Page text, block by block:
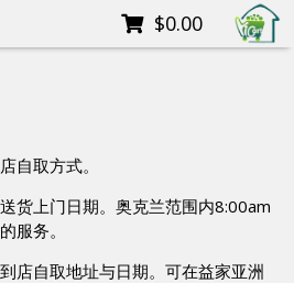
$0.00
自取方式。
货上门日期。奥克兰范围内8:00am
服务。
店自取地址与日期。可在益家亚洲